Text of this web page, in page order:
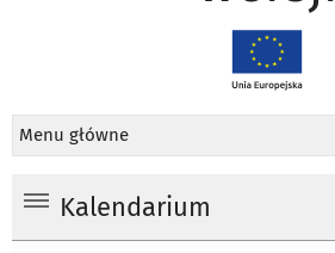
Menu główne
Kalendarium